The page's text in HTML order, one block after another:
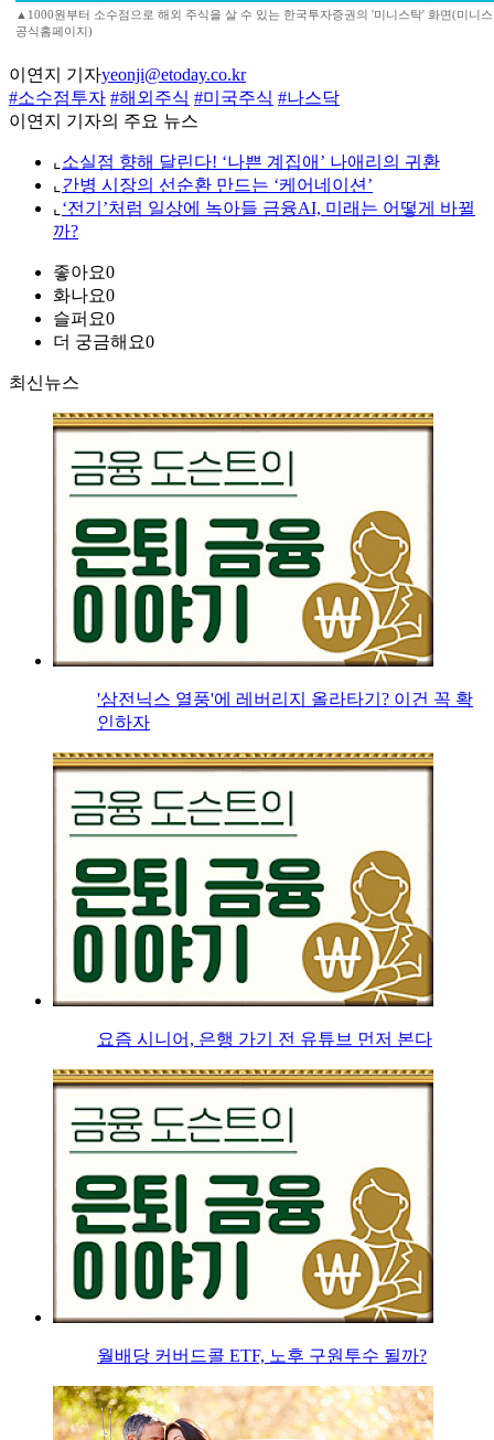
▲1000원부터 소수점으로 해외 주식을 살 수 있는 한국투자증권의 '미니스탁' 화면(미니
공식홈페이지)
이연지 기자yeonji@etoday.co.kr
#소수점투자 #해외주식 #미국주식 #나스닥
이연지 기자의 주요 뉴스
⌞ 소실점 향해 달린다! ‘나쁜 계집애’ 나애리의 귀환
⌞ 간병 시장의 선순환 만드는 ‘케어네이션’
⌞ ‘전기’처럼 일상에 녹아들 금융AI, 미래는 어떻게 바뀔
까?
좋아요0
화나요0
슬퍼요0
더 궁금해요0
최신뉴스
'삼전닉스 열풍'에 레버리지 올라타기? 이건 꼭 확
인하자
요즘 시니어, 은행 가기 전 유튜브 먼저 본다
월배당 커버드콜 ETF, 노후 구원투수 될까?